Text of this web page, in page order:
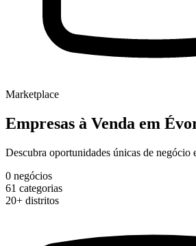
Marketplace
Empresas à Venda em
Descubra oportunidades únicas de negócio
0 negócios
61 categorias
20+ distritos